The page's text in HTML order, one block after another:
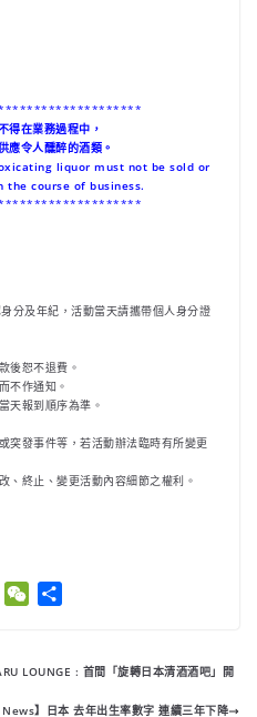
得在業務過程中，
應令人醺醉的酒類。
liquor must not be sold or
course of business.
分及年紀，活動當天請攜帶個人身分證
後恕不退費。
不作通知。
天報到順序為準。
突發事件等，若活動辦法臨時有所變更
、終止、變更活動內容細節之權利。
P
W
h
LOUNGE : 首間「旋轉日本清酒酒吧」開
News】日本 去年出生率數字 連續三年下降